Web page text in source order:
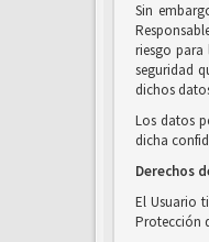
Sin
riesgo para
seguridad
dichos
Los datos
dicha
Derechos
El Usuario
Protección